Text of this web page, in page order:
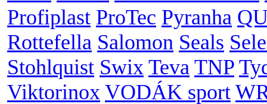
Profiplast ProTec Pyranha
Rottefella Salomon Seals
Stohlquist Swix Teva TNP
Viktorinox VODÁK sport